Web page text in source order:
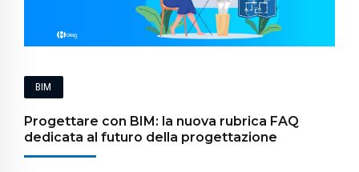
BIM
Progettare con BIM: la nuova rubrica FAQ
dedicata al futuro della progettazione